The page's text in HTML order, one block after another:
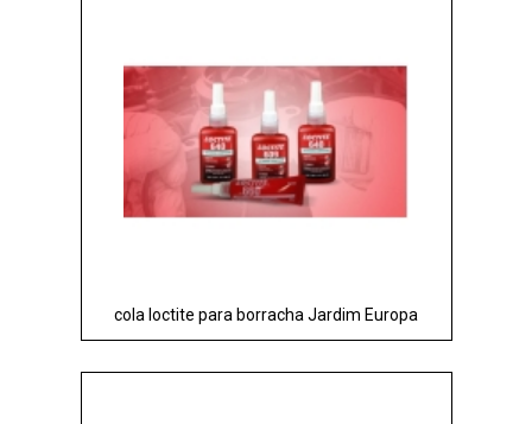
cola loctite para borracha Jardim Europa